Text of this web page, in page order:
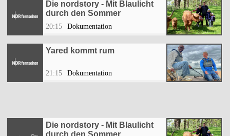
Die nordstory - Mit Blaulicht
durch den Sommer
20:15 Dokumentation
Yared kommt rum
21:15 Dokumentation
Die nordstory - Mit Blaulicht